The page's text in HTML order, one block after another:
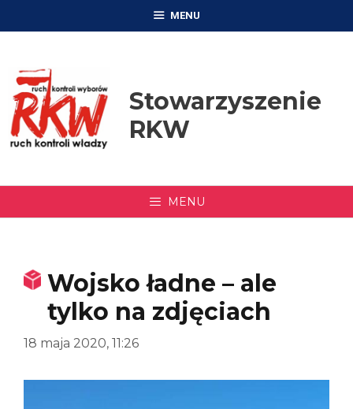
MENU
Stowarzyszenie
RKW
MENU
Wojsko ładne – ale
tylko na zdjęciach
18 maja 2020, 11:26